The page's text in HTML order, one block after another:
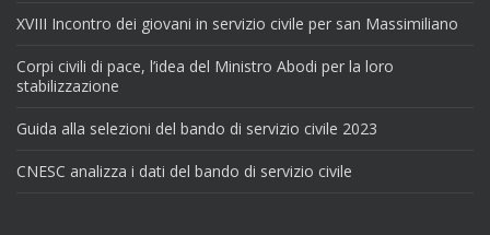
XVIII Incontro dei giovani in servizio civile per san Massimiliano
Corpi civili di pace, l’idea del Ministro Abodi per la loro
stabilizzazione
Guida alla selezioni del bando di servizio civile 2023
CNESC analizza i dati del bando di servizio civile